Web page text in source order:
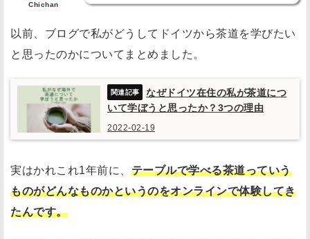
Chichan
以前、ブログで私がどうしてドイツから茶道を学びたい
と思ったのかについてまとめました。
なぜドイツ在住の私が茶道につ
いて学ぼうと思ったか？3つの理由
2022-02-19
実はかれこれ1年前に、 テーブルで学べる茶道っていう
ものがどんなものかというのをオンラインで体験してき
たんです。